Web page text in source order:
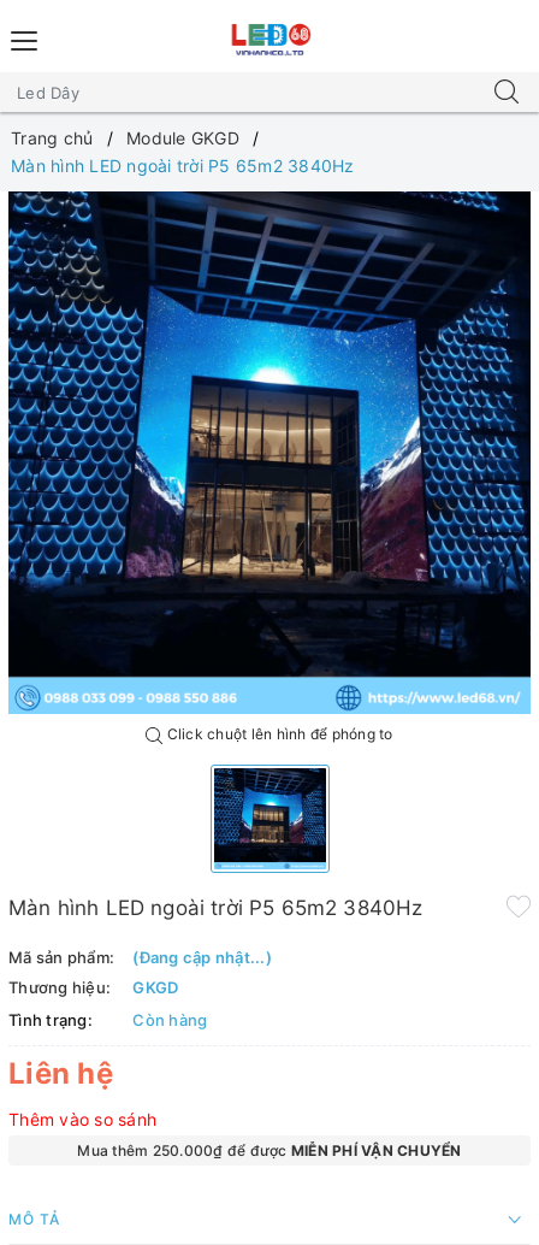
Trang chủ
Module GKGD
Màn hình LED ngoài trời P5 65m2 3840Hz
Click chuột lên hình để phóng to
Màn hình LED ngoài trời P5 65m2 3840Hz
Mã sản phẩm:
(Đang cập nhật...)
Thương hiệu:
GKGD
Tình trạng:
Còn hàng
Liên hệ
Thêm vào so sánh
Mua thêm 250.000₫ để được MIỄN PHÍ VẬN CHUYỂN
MÔ TẢ